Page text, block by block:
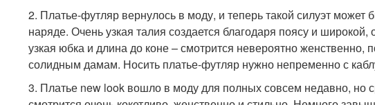
2. Платье-футляр вернулось в моду, и теперь такой силуэт может
наряде. Очень узкая талия создается благодаря поясу и
узкая юбка и длина до коне – смотрится невероятно женственно,
солидным дамам. Носить платье-футляр нужно непременно с
3. Платье new look вошло в моду для полных совсем недавно,